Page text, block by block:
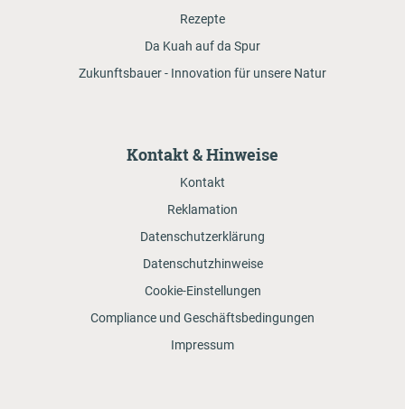
Rezepte
Da Kuah auf da Spur
Zukunftsbauer - Innovation für unsere Natur
Kontakt & Hinweise
Kontakt
Reklamation
Datenschutzerklärung
Datenschutzhinweise
Cookie-Einstellungen
Compliance und Geschäftsbedingungen
Impressum